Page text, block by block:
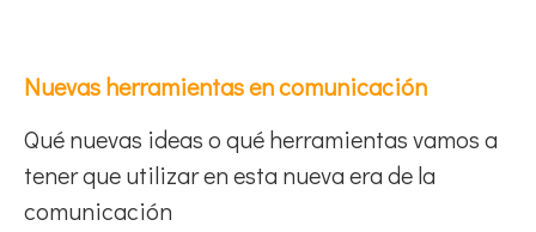
Nuevas herramientas en comunicación
Qué nuevas ideas o qué herramientas vamos a
tener que utilizar en esta nueva era de la
comunicación